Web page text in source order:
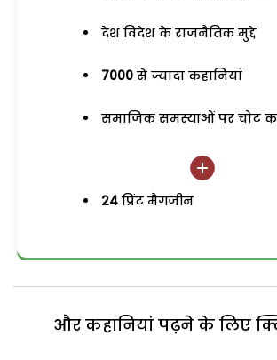
देश विदेश के राजनैतिक मुद्दे
7000 से ज्यादा कहानियां
समाजिक समस्याओं पर चोट
24 प्रिंट मैगजीन
और कहानियां पढ़ने के लिए